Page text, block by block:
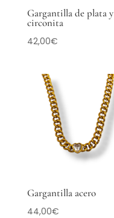
Gargantilla de plata y
circonita
42,00€
Gargantilla acero
44,00€